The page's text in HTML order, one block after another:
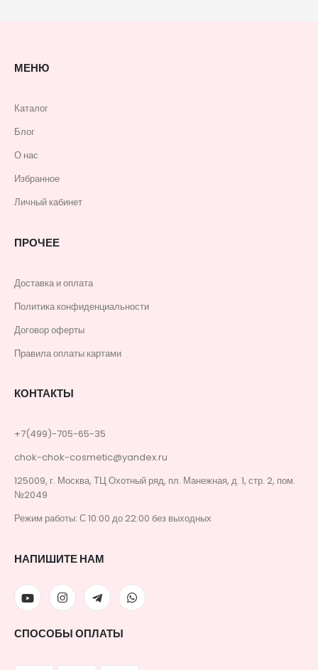
МЕНЮ
Каталог
Блог
О нас
Избранное
Личный кабинет
ПРОЧЕЕ
Доставка и оплата
Политика конфиденциальности
Договор оферты
Правила оплаты картами
КОНТАКТЫ
+7(499)-705-65-35
chok-chok-cosmetic@yandex.ru
125009, г. Москва, ТЦ Охотный ряд, пл. Манежная, д. 1, стр. 2, пом.
№2049
Режим работы: С 10:00 до 22:00 без выходных
НАПИШИТЕ НАМ
СПОСОБЫ ОПЛАТЫ